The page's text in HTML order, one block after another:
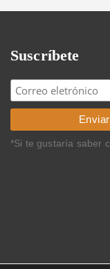
Suscríbete
*Si te gustaría saber